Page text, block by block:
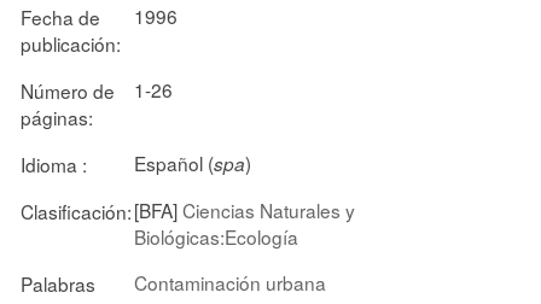
Fecha de
publicación:
1996
Número de
páginas:
1-26
Idioma : Español (spa)
Clasificación:[BFA]Ciencias Naturales y
Biológicas:Ecología
Palabras
Contaminación urbana